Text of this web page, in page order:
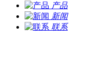
产品
新闻
联系